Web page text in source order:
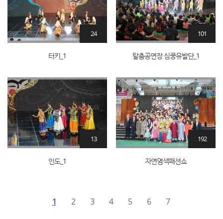
터키_1
24
탈춤공연장 심쿵유발단_1
101
인도_1
13
자연염색패션쇼
192
1 2 3 4 5 6 7